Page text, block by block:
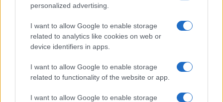
personalized advertising.
I want to allow Google to enable storage
related to analytics like cookies on web or
device identifiers in apps.
I want to allow Google to enable storage
related to functionality of the website or app.
I want to allow Google to enable storage
Sigue leyendo
SALUD Y ALIMENTACIÓN